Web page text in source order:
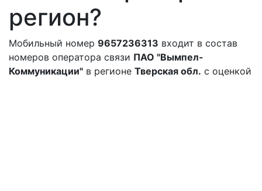
регион?
Мобильный номер 9657236313 входит в состав
номеров оператора связи ПАО "Вымпел-
Коммуникации" в регионе Тверская обл. с оценкой